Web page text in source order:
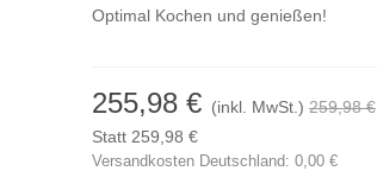
Optimal Kochen und genießen!
255,98 € (inkl. MwSt.) 259,98 €
Statt 259,98 €
Versandkosten Deutschland: 0,00 €